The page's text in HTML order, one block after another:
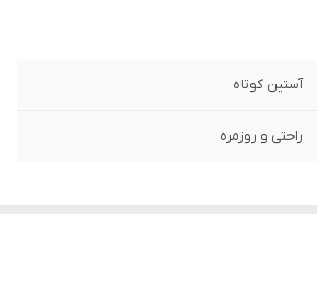
آستین کوتاه
راحتی و روزمره